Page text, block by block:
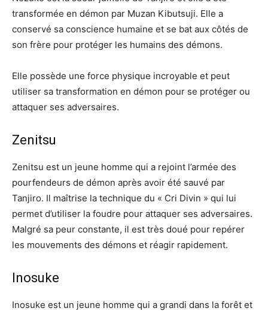
transformée en démon par Muzan Kibutsuji. Elle a
conservé sa conscience humaine et se bat aux côtés de
son frère pour protéger les humains des démons.
Elle possède une force physique incroyable et peut
utiliser sa transformation en démon pour se protéger ou
attaquer ses adversaires.
Zenitsu
Zenitsu est un jeune homme qui a rejoint l’armée des
pourfendeurs de démon après avoir été sauvé par
Tanjiro. Il maîtrise la technique du « Cri Divin » qui lui
permet d’utiliser la foudre pour attaquer ses adversaires.
Malgré sa peur constante, il est très doué pour repérer
les mouvements des démons et réagir rapidement.
Inosuke
Inosuke est un jeune homme qui a grandi dans la forêt et